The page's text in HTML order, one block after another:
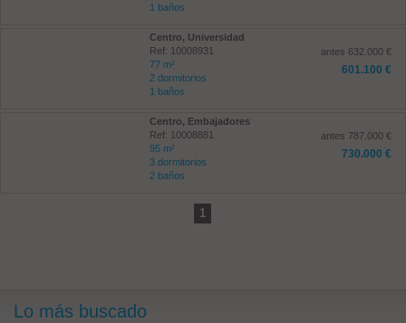
1 baños
Centro, Universidad
Ref: 10008931
77 m²
2 dormitorios
1 baños
antes 632.000 €
601.100 €
Centro, Embajadores
Ref: 10008881
95 m²
3 dormitorios
2 baños
antes 787.000 €
730.000 €
1
Lo más buscado